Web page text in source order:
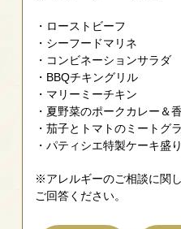
ローストビーフ
シーフードマリネ
コンビネーションサラダ
BBQチキングリル
マリーミーチキン
夏野菜のポークカレー＆
茄子とトマトのミートグ
パティシエ特製ケーキ盛
※アレルギーのご相談に関
ご回答ください。